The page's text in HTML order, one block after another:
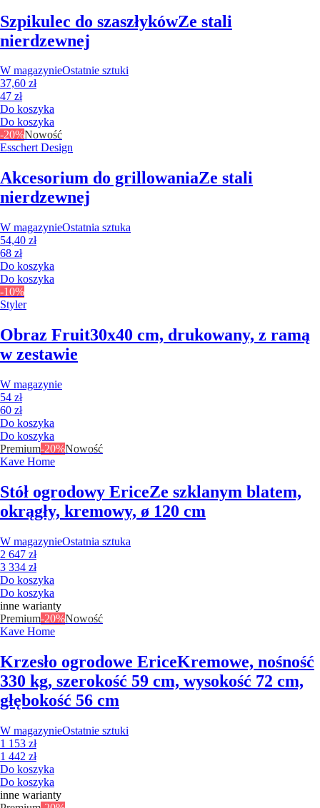
Szpikulec do szaszłykówZe stali
nierdzewnej
W magazynieOstatnie sztuki
37,60 zł
47 zł
Do koszyka
Do koszyka
-20%Nowość
Esschert Design
Akcesorium do grillowaniaZe stali
nierdzewnej
W magazynieOstatnia sztuka
54,40 zł
68 zł
Do koszyka
Do koszyka
-10%
Styler
Obraz Fruit30x40 cm, drukowany, z ramą
w zestawie
W magazynie
54 zł
60 zł
Do koszyka
Do koszyka
Premium-20%Nowość
Kave Home
Stół ogrodowy EriceZe szklanym blatem,
okrągły, kremowy, ø 120 cm
W magazynieOstatnia sztuka
2 647 zł
3 334 zł
Do koszyka
Do koszyka
inne warianty
Premium-20%Nowość
Kave Home
Krzesło ogrodowe EriceKremowe, nośność
330 kg, szerokość 59 cm, wysokość 72 cm,
głębokość 56 cm
W magazynieOstatnie sztuki
1 153 zł
1 442 zł
Do koszyka
Do koszyka
inne warianty